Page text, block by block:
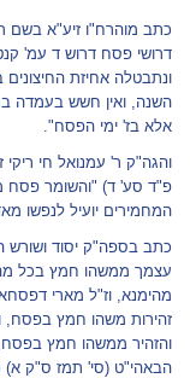
כתב מוהרח"ו זיע"א בשם
דרושי פסח דרוש ד עמ'
ונתבטלה אחיזת
השנה, ואין חשש בעמדה
אלא בז' ימי הפסח".
והגה"ק ר' עמנואל חי
פ"ד סע' ד) "והשומר פסח
המחמירים יועיל לנפשו
כתב בספה"ק יסוד
עצמך ממשהו חמץ בכל
מהימנא, וז"ל מארי
זהירות משהו חמץ
והזהיר ממשהו חמץ
הבאהי"ט (סי' תמז ס"ק